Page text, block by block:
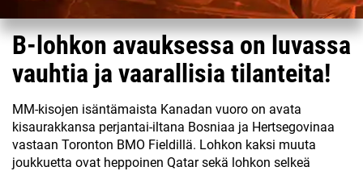
B-lohkon avauksessa on luvassa
vauhtia ja vaarallisia tilanteita!
MM-kisojen isäntämaista Kanadan vuoro on avata
kisaurakkansa perjantai-iltana Bosniaa ja Hertsegovinaa
vastaan Toronton BMO Fieldillä. Lohkon kaksi muuta
joukkuetta ovat heppoinen Qatar sekä lohkon selkeä